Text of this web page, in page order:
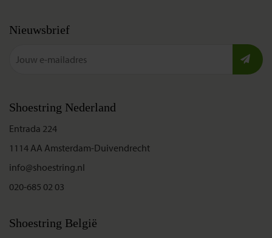
Nieuwsbrief
Shoestring Nederland
Entrada 224
1114 AA Amsterdam-Duivendrecht
info@shoestring.nl
020-685 02 03
Shoestring België